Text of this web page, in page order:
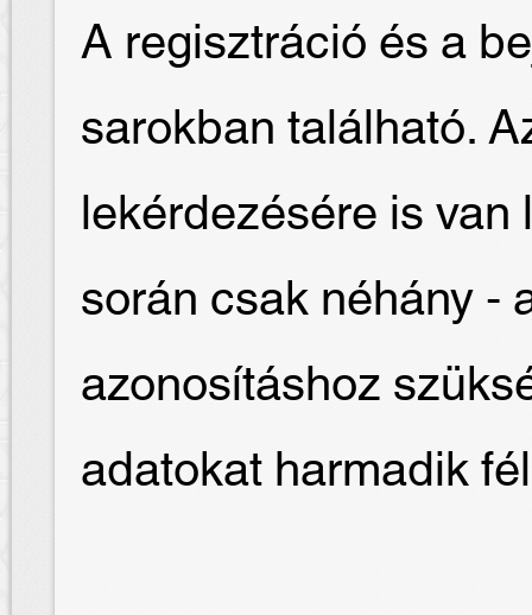
A regisztráció és a
sarokban található.
lekérdezésére is
során csak néhány -
azonosításhoz
adatokat harmadik